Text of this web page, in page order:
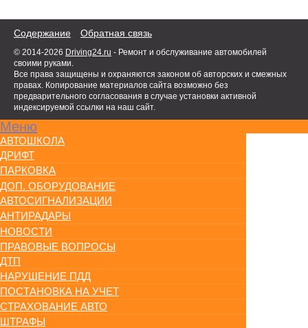
Содержание Обратная связь
© 2014-2026 Driving24.ru - Ремонт и обслуживание автомобилей
своими руками.
Все права защищены и охраняются законом об авторских и смежных
правах. Копирование материалов сайта возможно без
предварительного согласования в случае установки активной
индексируемой ссылки на наш сайт.
Меню
АВТОШКОЛА
ДРИФТ
ПАРКОВКА
ДОП. ОБОРУДОВАНИЕ
АВТОСИГНАЛИЗАЦИИ
АНТИРАДАРЫ
НОВОСТИ
ПРАВОВЫЕ ВОПРОСЫ
ДТП
НАРУШЕНИЕ ПДД
ПОСТАНОВКА НА УЧЕТ
СТРАХОВАНИЕ АВТО
ШТРАФЫ